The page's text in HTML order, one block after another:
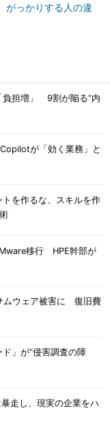
がっかりする人の違
負担増」 9割が陥る“内
が「効く業務」と
を作るな、スキルを作
移行 HPE幹部が
ムウェア被害に 復旧費
」が“侵害調査の障
走し、現実の企業をハ